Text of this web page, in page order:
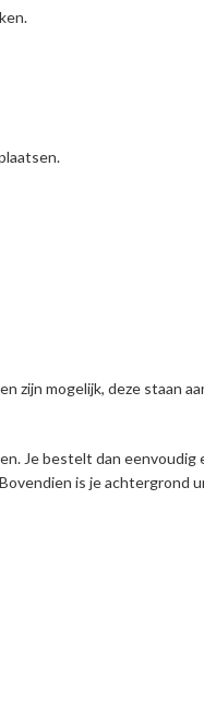
zijn mogelijk, deze staan
Je bestelt dan eenvoudig
is je achtergrond